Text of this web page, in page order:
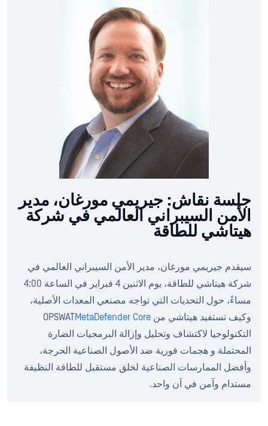
جلسة نقاش: جيريمي مورغان، مدير
الأمن السيبراني العالمي في شركة
هيتاشي للطاقة
سيقدم جيريمي مورغان، مدير الأمن السيبراني العالمي في
شركة هيتاشي للطاقة، يوم الاثنين 4 فبراير في الساعة 4:00
مساءً، حول التحديات التي تواجه مصنعي المعدات الأصلية،
وكيف تستفيد هيتاشي من OPSWAT MetaDefender Core
التكنولوجيا لاكتشاف وتحليل وإزالة البرمجيات الضارة
المحتملة و هجمات فورية ضد الأصول الصناعية الحرجة،
وأفضل الممارسات الصناعية لخلق مستقبل للطاقة النظيفة
مستدام وآمن في آن واحد.